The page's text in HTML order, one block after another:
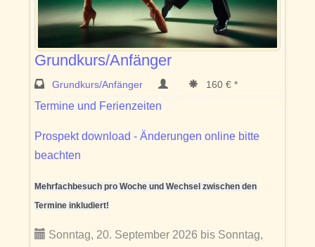
Grundkurs/Anfänger
Grundkurs/Anfänger 160 € *
Termine und Ferienzeiten
Prospekt download - Änderungen online bitte
beachten
Mehrfachbesuch pro Woche und Wechsel zwischen den
Termine inkludiert!
Sonntag, 20. September 2026 bis Sonntag,